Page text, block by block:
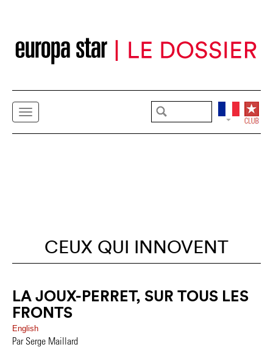
CEUX QUI INNOVENT
LA JOUX-PERRET, SUR TOUS LES
FRONTS
English
Par Serge Maillard